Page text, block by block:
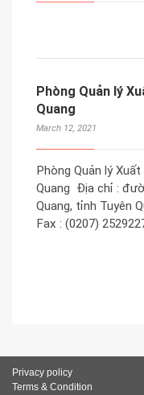
Phòng Quản lý
Quang
March 12, 2021
Phòng Quản lý
Quang Địa chỉ :
Quang, tỉnh Tuyên
Fax : (0207)
Privacy policy
Terms & Condition